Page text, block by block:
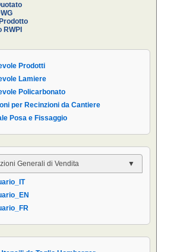
RWPI
Prodotti
Lamiere
Policarbonato
per Recinzioni da Cantiere
Posa e Fissaggio
Generali di Vendita
Generali
di Vendita AIPPEG